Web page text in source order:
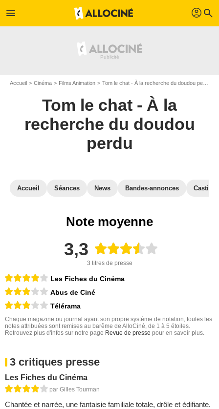
menu profil search
Accueil Cinéma Films Animation Tom le chat - À la recherche du doudou perdu
Tom le chat - À la
recherche du doudou
perdu
Accueil Séances News Bandes-annonces Casting
Note moyenne
3,3
3 titres de presse
Les Fiches du Cinéma
Abus de Ciné
Télérama
Chaque magazine ou journal ayant son propre système de notation, toutes les
notes attribuées sont remises au barême de AlloCiné, de 1 à 5 étoiles.
Retrouvez plus d'infos sur notre page Revue de presse pour en savoir plus.
3 critiques presse
Les Fiches du Cinéma
par Gilles Tourman
Chantée et narrée, une fantaisie familiale totale, drôle et édifiante.